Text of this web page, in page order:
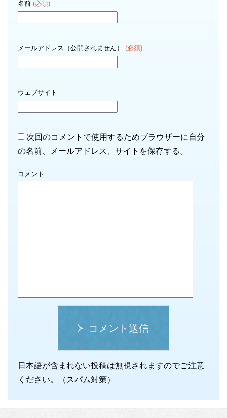
名前 (必須)
メールアドレス（公開されません） (必須)
ウェブサイト
次回のコメントで使用するためブラウザーに自分
の名前、メールアドレス、サイトを保存する。
コメント
コメント送信
日本語が含まれない投稿は無視されますのでご注意
ください。（スパム対策）